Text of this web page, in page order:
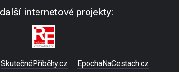
internetové projekty:
SkutečnéPříběhy.cz EpochaNaCestach.cz